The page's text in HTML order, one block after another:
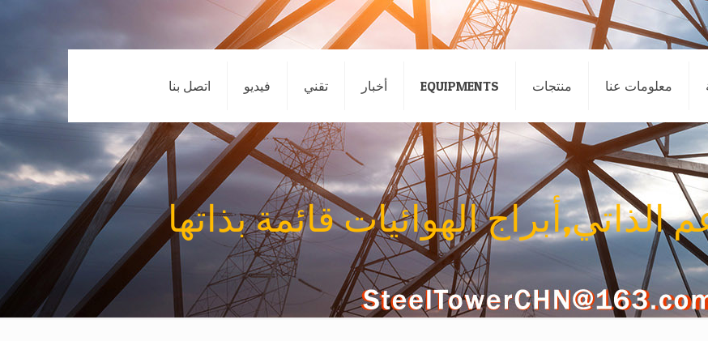
معلومات عنا منتجات EQUIPMENTS أخبار تقني فيديو اتصل بنا
الذاتي,أبراج الهوائيات قائمة بذاتها